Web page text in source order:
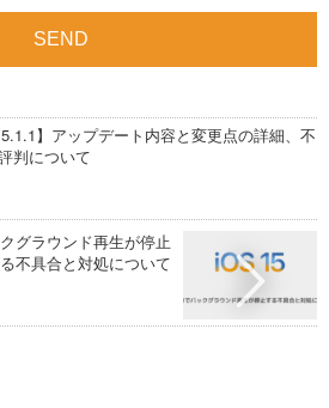
】アップデート内容と変更点の詳細、不
判について
グラウンド再生が停止
不具合と対処について